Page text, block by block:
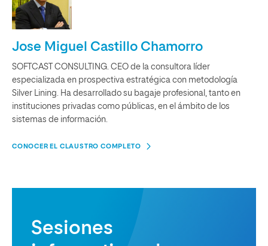
Jose Miguel Castillo Chamorro
SOFTCAST CONSULTING. CEO de la consultora líder
especializada en prospectiva estratégica con metodología
Silver Lining. Ha desarrollado su bagaje profesional, tanto en
instituciones privadas como públicas, en el ámbito de los
sistemas de información.
CONOCER EL CLAUSTRO COMPLETO
Sesiones